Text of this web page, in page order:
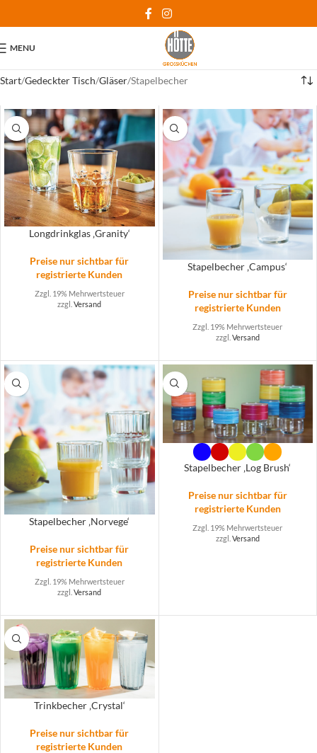
MENU
Start Gedeckter Tisch Gläser Stapelbecher
Longdrinkglas ‚Granity‘
Preise nur sichtbar für
registrierte Kunden
Zzgl. 19% Mehrwertsteuer
zzgl.Versand
Stapelbecher ‚Campus‘
Preise nur sichtbar für
registrierte Kunden
Zzgl. 19% Mehrwertsteuer
zzgl. Versand
Stapelbecher ‚Norvege‘
Preise nur sichtbar für
registrierte Kunden
Zzgl. 19% Mehrwertsteuer
zzgl.Versand
Stapelbecher ‚Log Brush‘
Preise nur sichtbar für
registrierte Kunden
Zzgl. 19% Mehrwertsteuer
zzgl. Versand
Trinkbecher ‚Crystal‘
Preise nur sichtbar für
registrierte Kunden